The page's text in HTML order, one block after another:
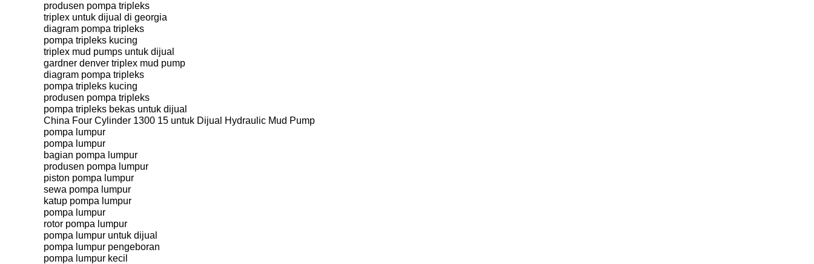
produsen pompa tripleks
triplex untuk dijual di georgia
diagram pompa tripleks
pompa tripleks kucing
triplex mud pumps untuk dijual
gardner denver triplex mud pump
diagram pompa tripleks
pompa tripleks kucing
produsen pompa tripleks
pompa tripleks bekas untuk dijual
China Four Cylinder 1300 15 untuk Dijual Hydraulic Mud Pump
pompa lumpur
pompa lumpur
bagian pompa lumpur
produsen pompa lumpur
piston pompa lumpur
sewa pompa lumpur
katup pompa lumpur
pompa lumpur
rotor pompa lumpur
pompa lumpur untuk dijual
pompa lumpur pengeboran
pompa lumpur kecil